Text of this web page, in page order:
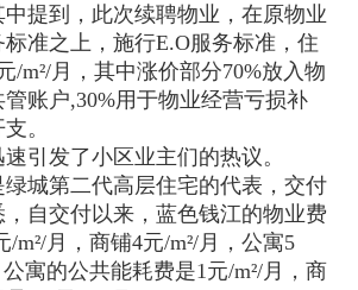
提到，此次续聘物业，在原物业
准之上，施行E.O服务标准，住
/m²/月，其中涨价部分70%放入物
账户,30%用于物业经营亏损补
。
发了小区业主们的热议。
第二代高层住宅的代表，交付
，自交付以来，蓝色钱江的物业费
/m²/月，商铺4元/m²/月，公寓5
寓的公共能耗费是1元/m²/月，商